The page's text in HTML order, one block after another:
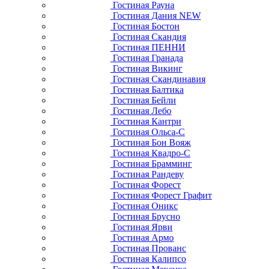
Гостиная Рауна
Гостиная Дания NEW
Гостиная Бостон
Гостиная Скандия
Гостиная ПЕННИ
Гостиная Гранада
Гостиная Викинг
Гостиная Скандинавия
Гостиная Балтика
Гостиная Бейли
Гостиная Лебо
Гостиная Кантри
Гостиная Ольса-С
Гостиная Бон Вояж
Гостиная Квадро-С
Гостиная Брамминг
Гостиная Рандеву
Гостиная Форест
Гостиная Форест Графит
Гостиная Оникс
Гостиная Брусно
Гостиная Ярви
Гостиная Армо
Гостиная Прованс
Гостиная Калипсо